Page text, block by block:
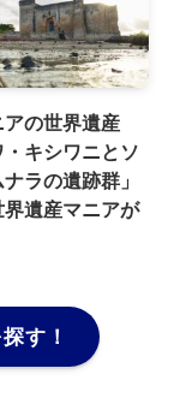
アの世界遺産
・キシワニとソ
ラの遺跡群」
界遺産マニアが
す！